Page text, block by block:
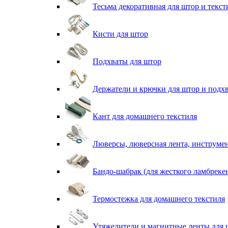
Тесьма декоративная для штор и
Кисти для штор
Подхваты для штор
Держатели и крючки для штор и
Кант для домашнего текстиля
Люверсы, люверсная лента,
Бандо-шабрак (для жесткого
Термостежка для домашнего текстиля
Утяжелители и магнитные ленты для